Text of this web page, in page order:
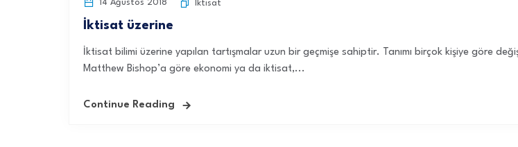
14 Ağustos 2018 İktisat
İktisat üzerine
İktisat bilimi üzerine yapılan tartışmalar uzun bir geçmişe sahiptir. Tanımı birçok kişiye göre
Matthew Bishop’a göre ekonomi ya da iktisat,...
Continue Reading